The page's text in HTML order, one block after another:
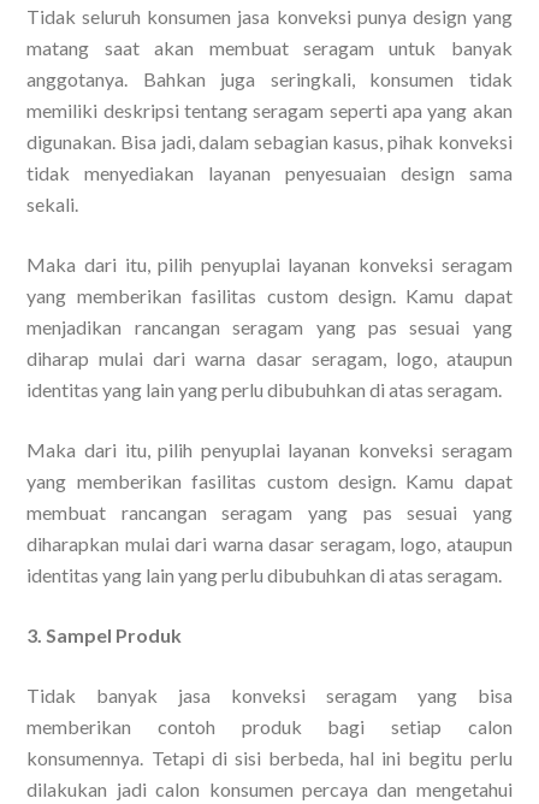
Tidak seluruh konsumen jasa konveksi punya design yang
matang saat akan membuat seragam untuk banyak
anggotanya. Bahkan juga seringkali, konsumen tidak
memiliki deskripsi tentang seragam seperti apa yang akan
digunakan. Bisa jadi, dalam sebagian kasus, pihak konveksi
tidak menyediakan layanan penyesuaian design sama
sekali.
Maka dari itu, pilih penyuplai layanan konveksi seragam
yang memberikan fasilitas custom design. Kamu dapat
menjadikan rancangan seragam yang pas sesuai yang
diharap mulai dari warna dasar seragam, logo, ataupun
identitas yang lain yang perlu dibubuhkan di atas seragam.
Maka dari itu, pilih penyuplai layanan konveksi seragam
yang memberikan fasilitas custom design. Kamu dapat
membuat rancangan seragam yang pas sesuai yang
diharapkan mulai dari warna dasar seragam, logo, ataupun
identitas yang lain yang perlu dibubuhkan di atas seragam.
3. Sampel Produk
Tidak banyak jasa konveksi seragam yang bisa
memberikan contoh produk bagi setiap calon
konsumennya. Tetapi di sisi berbeda, hal ini begitu perlu
dilakukan jadi calon konsumen percaya dan mengetahui